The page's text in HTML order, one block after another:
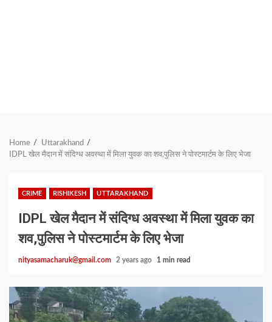
Home
Uttarakhand
IDPL खेल मैदान में संदिग्ध अवस्था में मिला युवक का शव,पुलिस ने पोस्टमार्टम के लिए भेजा
CRIME RISHIKESH UTTARAKHAND
IDPL खेल मैदान में संदिग्ध अवस्था में मिला युवक का
शव,पुलिस ने पोस्टमार्टम के लिए भेजा
nityasamacharuk@gmail.com 2 years ago 1 min read